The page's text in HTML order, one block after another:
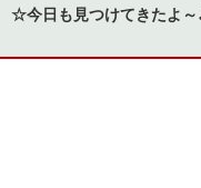
☆今日も見つけてきたよ